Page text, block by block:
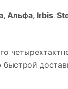
Альфа, Irbis,